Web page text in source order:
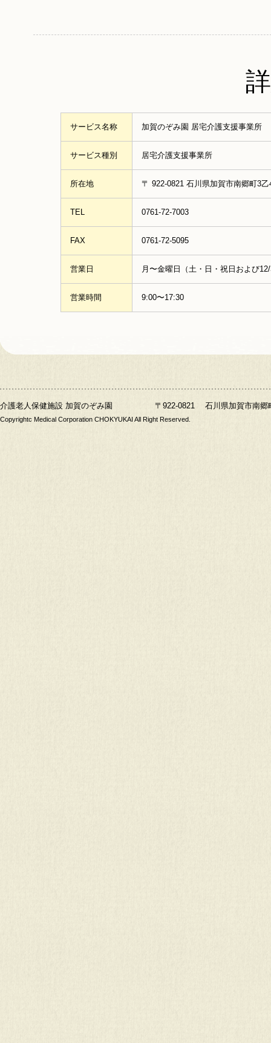
サービス名称 加賀のぞみ園 居宅介護支援事業所
サービス種別 居宅介護支援事業所
所在地 〒 922-0821 石川県加賀市南郷町3乙
TEL 0761-72-7003
FAX 0761-72-5095
営業日 月〜金曜日（土・日・祝日および
営業時間 9:00〜17:30
介護老人保健施設 加賀のぞみ園 〒922-0821 石川県加賀市南郷
Copyrightc Medical Corporation CHOKYUKAI All Right Reserved.